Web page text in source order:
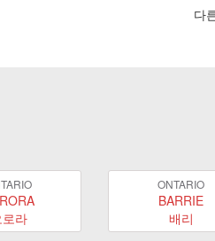
다
로라
ONTARIO
BARRIE
배리